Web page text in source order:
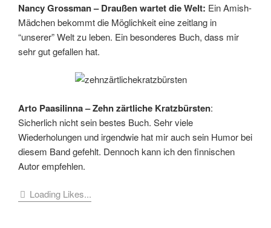
Nancy Grossman – Draußen wartet die Welt: Ein Amish-
Mädchen bekommt die Möglichkeit eine zeitlang in
“unserer” Welt zu leben. Ein besonderes Buch, dass mir
sehr gut gefallen hat.
Arto Paasilinna – Zehn zärtliche Kratzbürsten:
Sicherlich nicht sein bestes Buch. Sehr viele
Wiederholungen und irgendwie hat mir auch sein Humor bei
diesem Band gefehlt. Dennoch kann ich den finnischen
Autor empfehlen.
Loading Likes...